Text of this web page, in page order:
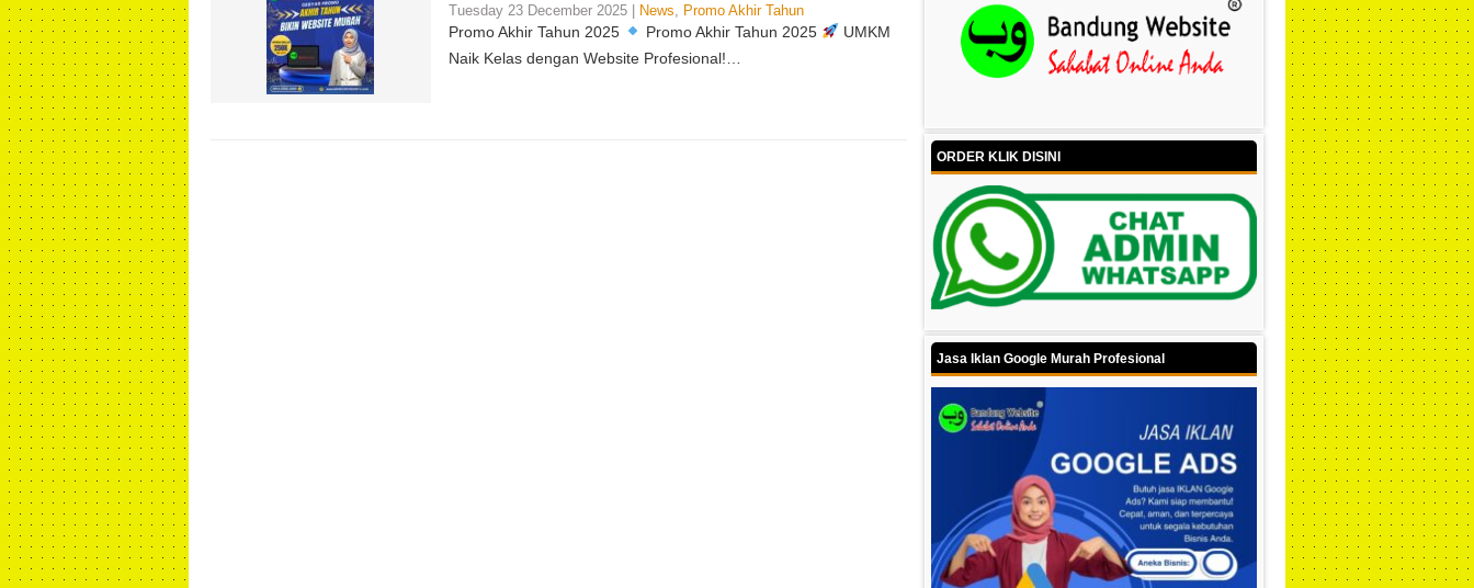
Tuesday 23 December 2025 | News Promo Akhir Tahun
Promo Akhir Tahun 2025 Promo Akhir Tahun 2025
UMKM
Naik Kelas dengan Website Profesional!…
ORDER KLIK DISINI
Jasa Iklan Google Murah Profesional